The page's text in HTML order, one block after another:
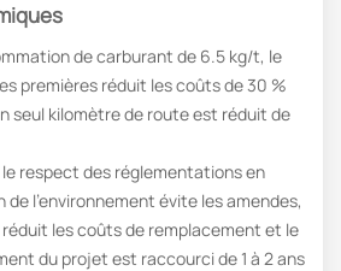
de carburant de 6.5 kg/t, le
premières réduit les coûts de 30 %
seul kilomètre de route est réduit de
respect des réglementations en
l'environnement évite les amendes,
les coûts de remplacement et le
du projet est raccourci de 1 à 2 ans